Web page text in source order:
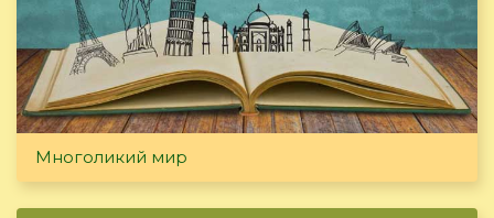
Многоликий мир